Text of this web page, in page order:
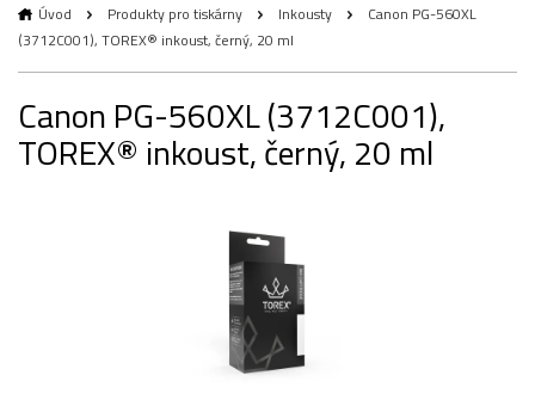
Úvod Produkty pro tiskárny Inkousty
Canon PG-560XL
(3712C001), TOREX® inkoust, černý, 20 ml
Canon PG-560XL (3712C001),
TOREX® inkoust, černý, 20 ml